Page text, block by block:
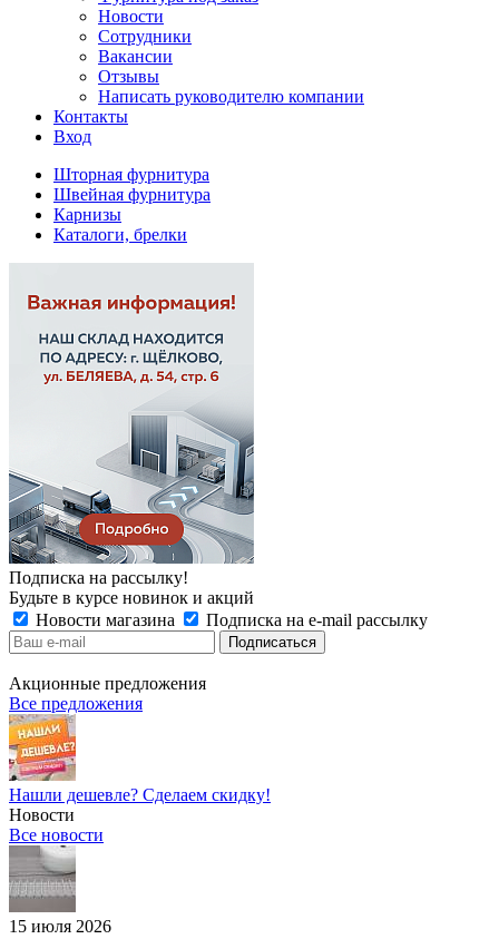
Новости
Сотрудники
Вакансии
Отзывы
Написать руководителю компании
Контакты
Вход
Шторная фурнитура
Швейная фурнитура
Карнизы
Каталоги, брелки
Подписка на рассылку!
Будьте в курсе новинок и акций
Новости магазина
Подписка на e-mail рассылку
Акционные предложения
Все предложения
Нашли дешевле? Сделаем скидку!
Новости
Все новости
15 июля 2026